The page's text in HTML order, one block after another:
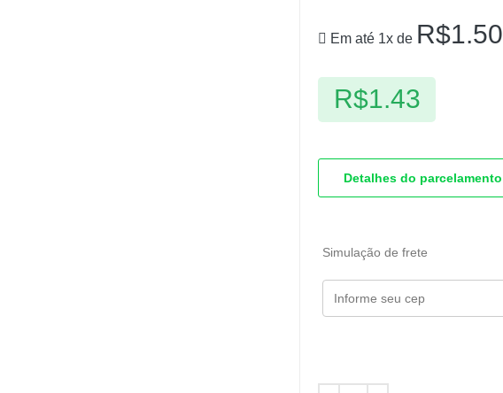
Em até 1x de R$1.50
R$1.43
Detalhes do parcelamento
Simulação de frete